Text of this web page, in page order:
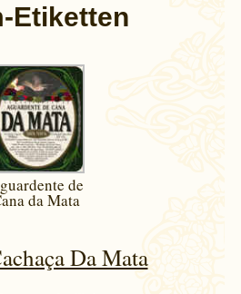
Etiketten
de
da Mata
Da Mata